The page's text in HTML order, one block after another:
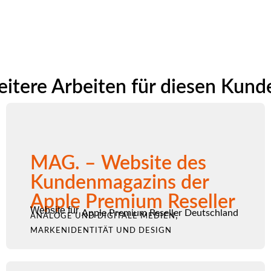
Arbeiten für diesen
MAG. – Website des
Kundenmagazins der
Apple Premium Reseller
Website für Apple Premium Reseller Deutschland
ANALOGE UND DIGITALE MEDIEN,
MARKENIDENTITÄT UND DESIGN